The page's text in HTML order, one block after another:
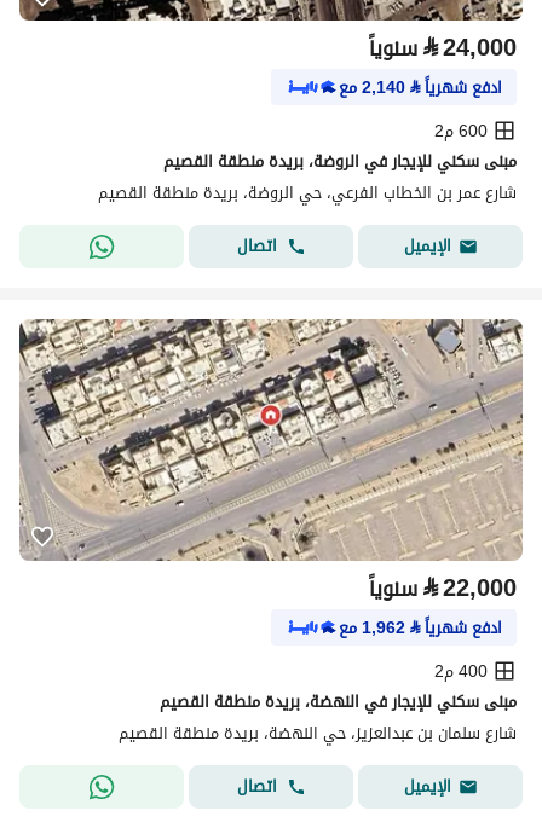
⃁24,000 سنوياً
ادفع شهرياً⃁
2,140مع
600 م2
مبنى سكني للإيجار في الروضة، بريدة منطقة القصيم
شارع عمر بن الخطاب الفرعي، حي الروضة، بريدة منطقة القصيم
الإيميل
اتصال
⃁22,000 سنوياً
ادفع شهرياً⃁
1,962مع
400 م2
مبنى سكني للإيجار في النهضة، بريدة منطقة القصيم
شارع سلمان بن عبدالعزيز، حي النهضة، بريدة منطقة القصيم
الإيميل
اتصال